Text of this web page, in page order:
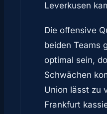
Leverkusen
Die offensive
beiden Teams
optimal sein,
Schwächen
Union lässt zu
Frankfurt